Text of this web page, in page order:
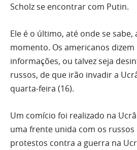
Scholz se encontrar com Putin.
Ele é o último, até onde se
momento. Os americanos
informações, ou talvez seja
russos, de que irão invadir a
quarta-feira (16).
Um comício foi realizado na
uma frente unida com os russos
protestos contra a guerra na